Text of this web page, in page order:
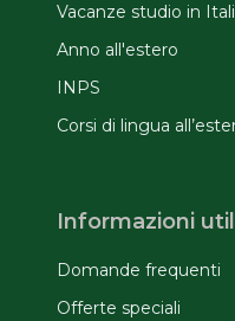
Vacanze studio in
Anno all'estero
INPS
Corsi di lingua
Informazioni
Domande frequenti
Offerte speciali